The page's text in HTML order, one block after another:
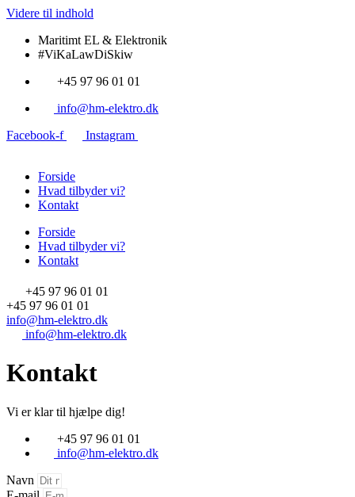
Videre til indhold
Maritimt EL & Elektronik
#ViKaLawDiSkiw
+45 97 96 01 01
info@hm-elektro.dk
Facebook-f
Instagram
Forside
Hvad tilbyder vi?
Kontakt
Forside
Hvad tilbyder vi?
Kontakt
+45 97 96 01 01
+45 97 96 01 01
info@hm-elektro.dk
info@hm-elektro.dk
Kontakt
Vi er klar til hjælpe dig!
+45 97 96 01 01
info@hm-elektro.dk
Navn